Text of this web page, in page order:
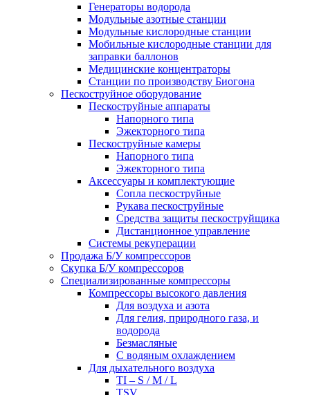
Генераторы водорода
Модульные азотные станции
Модульные кислородные станции
Мобильные кислородные станции для
заправки баллонов
Медицинские концентраторы
Станции по производству Биогона
Пескоструйное оборудование
Пескоструйные аппараты
Напорного типа
Эжекторного типа
Пескоструйные камеры
Напорного типа
Эжекторного типа
Аксессуары и комплектующие
Сопла пескоструйные
Рукава пескоструйные
Средства защиты пескоструйщика
Дистанционное управление
Системы рекуперации
Продажа Б/У компрессоров
Скупка Б/У компрессоров
Специализированные компрессоры
Компрессоры высокого давления
Для воздуха и азота
Для гелия, природного газа, и
водорода
Безмасляные
С водяным охлаждением
Для дыхательного воздуха
TI – S / M / L
TSV